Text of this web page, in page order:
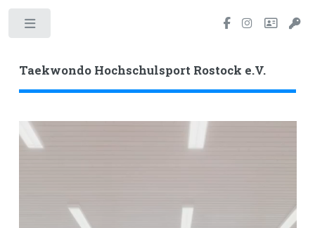
Taekwondo Hochschulsport Rostock e.V.